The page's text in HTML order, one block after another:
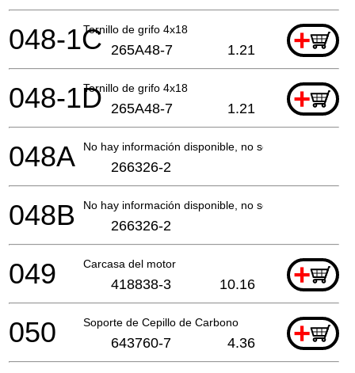
Tornillo de grifo 4x18 +
048-1C 265A48-7 1.21
Tornillo de grifo 4x18 +
048-1D 265A48-7 1.21
No hay información disponible, no se puede pedir
048A 266326-2
No hay información disponible, no se puede pedir
048B 266326-2
Carcasa del motor +
049 418838-3 10.16
Soporte de Cepillo de Carbono +
050 643760-7 4.36